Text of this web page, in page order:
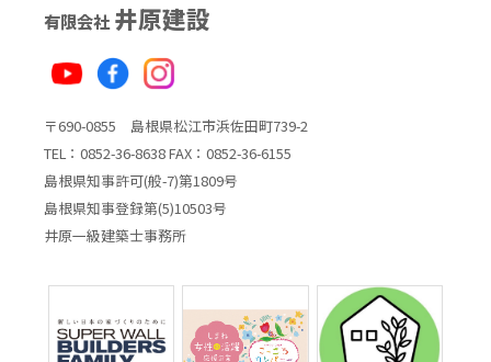
有限会社 井原建設
〒690-0855 島根県松江市浜佐田町739-2
TEL：0852-36-8638 FAX：0852-36-6155
島根県知事許可(般-7)第1809号
島根県知事登録第(5)10503号
井原一級建築士事務所